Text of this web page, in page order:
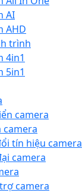
AI
AHD
trình
4in1
5in1
camera
camera
tín hiệu camera
camera
camera